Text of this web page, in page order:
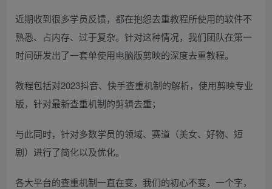
近期收到很多学员反馈，都在抱怨去重教程所使用的软件不
熟悉、占内存、过于复杂。针对这种情况，我们团队在第一
时间研发出了一套单使用电脑版剪映的深度去重教程。
教程包括对2023抖音、快手查重机制的解析，使用剪映专业
版，针对最新查重机制的剪辑去重；
与此同时，针对多数学员的领域、赛道（美女、好物、短
剧）进行了简化以及优化。
各大平台的查重机制一直在变，我们的初心不变，一个字，